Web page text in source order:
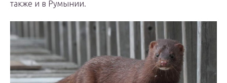
также и в Румынии.